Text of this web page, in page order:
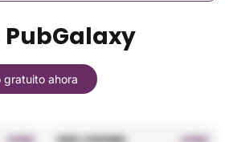
gratuito ahora